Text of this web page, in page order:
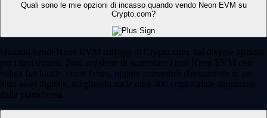
Quali sono le mie opzioni di incasso quando vendo Neon EVM su
Crypto.com?
Quando vendi Neon EVM sull'app di Crypto.com, hai diverse opzioni
per i tuoi incassi. Puoi scegliere di scambiare i tuoi Neon EVM con
valuta fiat locale, come l'euro, oppure convertirli direttamente in un
altro asset digitale, scegliendo tra le oltre 400 criptovalute supportate
dalla piattaforma.